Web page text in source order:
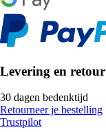
Levering en retour
30 dagen bedenktijd
Retourneer je bestelling
Trustpilot